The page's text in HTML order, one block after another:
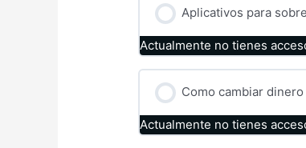
Aplicativos para
Actualmente no tienes
Como cambiar
Actualmente no tienes